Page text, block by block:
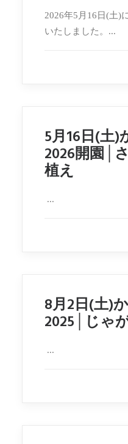
2026年5月16日(土)
いたしました。...
5月16日(土
2026開園│
植え
...
8月2日(土)
2025│じゃ
...